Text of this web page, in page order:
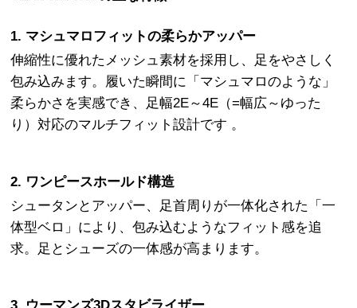
1. マシュマロフィットの柔らかアッパー
伸縮性に優れたメッシュ素材を採用し、足をやさしく
包み込みます。履いた瞬間に「マシュマロのような」
柔らかさを実感でき、足幅2E～4E（=幅広～ゆった
り）対応のマルチフィット設計です 。
2. ワンピースホールド構造
シュータンとアッパー、足首周りが一体化された「一
体型ベロ」により、包み込むようなフィット感を追
求。足とシューズの一体感が高まります。